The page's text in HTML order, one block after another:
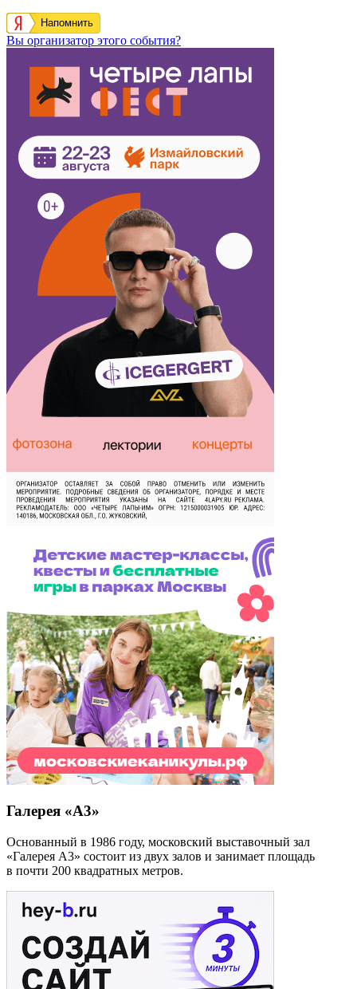
Напомнить
Вы организатор этого события?
Галерея «А3»
Основанный в 1986 году, московский выставочный зал
«Галерея А3» состоит из двух залов и занимает площадь
в почти 200 квадратных метров.